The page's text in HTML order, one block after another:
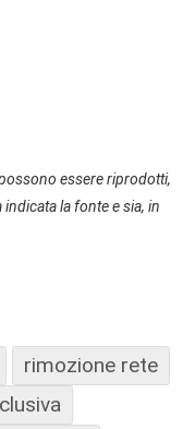
essere riprodotti,
la fonte e sia, in
rimozione rete